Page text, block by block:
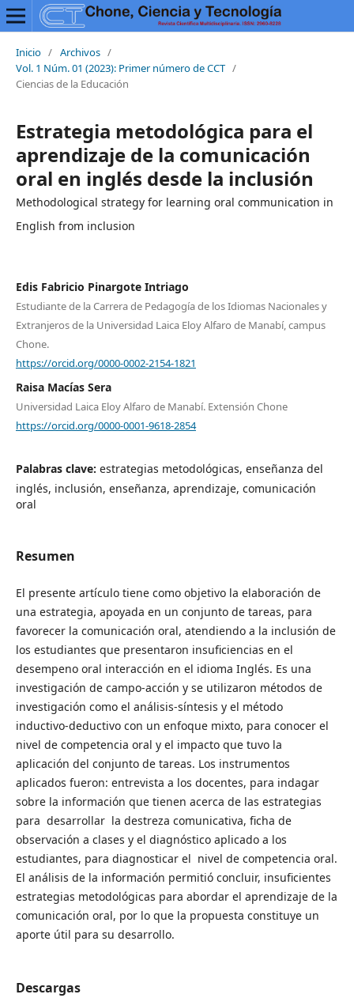
Inicio / Archivos /
Vol. 1 Núm. 01 (2023): Primer número de CCT /
Ciencias de la Educación
Estrategia metodológica para el
aprendizaje de la comunicación
oral en inglés desde la inclusión
Methodological strategy for learning oral communication in
English from inclusion
Edis Fabricio Pinargote Intriago
Estudiante de la Carrera de Pedagogía de los Idiomas Nacionales y
Extranjeros de la Universidad Laica Eloy Alfaro de Manabí, campus
Chone.
https://orcid.org/0000-0002-2154-1821
Raisa Macías Sera
Universidad Laica Eloy Alfaro de Manabí. Extensión Chone
https://orcid.org/0000-0001-9618-2854
Palabras clave: estrategias metodológicas, enseñanza del
inglés, inclusión, enseñanza, aprendizaje, comunicación
oral
Resumen
El presente artículo tiene como objetivo la elaboración de
una estrategia, apoyada en un conjunto de tareas, para
favorecer la comunicación oral, atendiendo a la inclusión de
los estudiantes que presentaron insuficiencias en el
desempeno oral interacción en el idioma Inglés. Es una
investigación de campo-acción y se utilizaron métodos de
investigación como el análisis-síntesis y el método
inductivo-deductivo con un enfoque mixto, para conocer el
nivel de competencia oral y el impacto que tuvo la
aplicación del conjunto de tareas. Los instrumentos
aplicados fueron: entrevista a los docentes, para indagar
sobre la información que tienen acerca de las estrategias
para desarrollar la destreza comunicativa, ficha de
observación a clases y el diagnóstico aplicado a los
estudiantes, para diagnosticar el nivel de competencia oral.
El análisis de la información permitió concluir, insuficientes
estrategias metodológicas para abordar el aprendizaje de la
comunicación oral, por lo que la propuesta constituye un
aporte útil para su desarrollo.
Descargas